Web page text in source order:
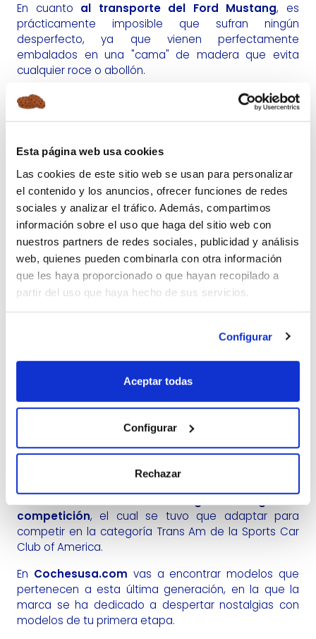
Esta página web usa cookies
Las cookies de este sitio web se usan para personalizar
el contenido y los anuncios, ofrecer funciones de redes
sociales y analizar el tráfico. Además, compartimos
información sobre el uso que haga del sitio web con
nuestros partners de redes sociales, publicidad y análisis
web, quienes pueden combinarla con otra información
que les haya proporcionado o que hayan recopilado a
partir del uso que haya hecho de sus servicios.
Configurar
Aceptar todas
Configurar
Rechazar
En cuanto al transporte del Ford Mustang, es
prácticamente imposible que sufran ningún
desperfecto, ya que vienen perfectamente
embalados en una "cama" de madera que evita
cualquier roce o abollón.
Gracias a esta técnica consiguen meter hasta dos
coches en un contenedor, ¡¡¡uno sobre el otro!!!
COMPRAR UN DODGE
CHALLENGER AMERICANO
EnCochesusa.comtienen varios Dodge
Challengeresperándote, con entrega inmediata y
precios muy competitivos.
El Challenger suele ser un coche de gasolina
automático, con elevalunas eléctricos y un consumo
bastante eficiente.
Estecoche americano está homologado
regla para poder disfrutarlo en el acto.
seguro rápidamente, puedes hacer uso de
unseguro temporal para tu coche.
Dodge Challenger tiene más de 40 años de
historia, en los cuales se ha convertido en todo un
clásico dentro de los coches americanos.
competición, el cual se tuvo que adaptar para
competir en la categoría Trans Am de la Sports Car
Club of America.
En Cochesusa.com vas a encontrar modelos que
pertenecen a esta última generación, en la que la
marca se ha dedicado a despertar nostalgias con
modelos de tu primera etapa.